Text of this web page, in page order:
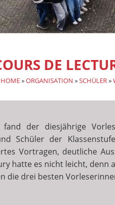
DE
HOME»ORGANISATION »SCHÜLER»
fand der diesjährige
Schüler der
Vortragen, deutliche
hatte es nicht leicht, denn
die drei besten